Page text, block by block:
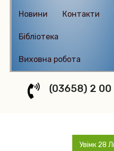
Новиниㅤㅤㅤㅤ Контактиㅤㅤㅤㅤㅤ
Бібліотека
Виховна робота
(03658) 2 00
Увімк 28